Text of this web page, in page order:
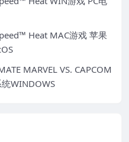
Heat MAC游戏 苹果
MARVEL VS. CAPCOM
WINDOWS